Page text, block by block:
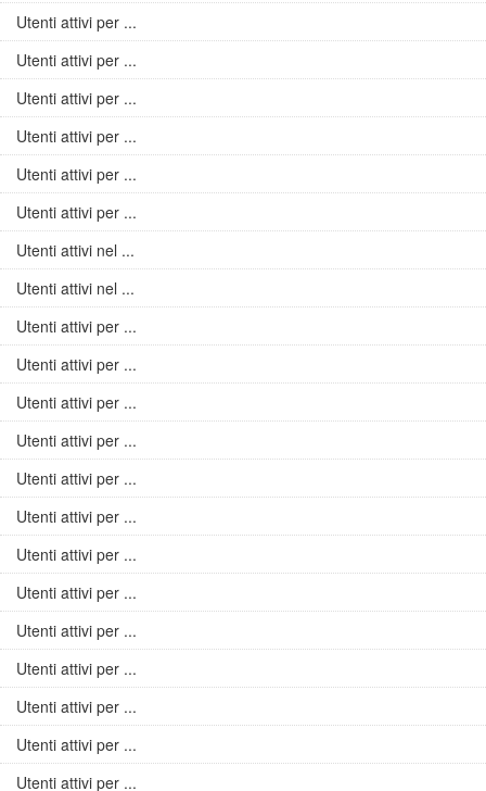
Utenti attivi per ...
Utenti attivi per ...
Utenti attivi per ...
Utenti attivi per ...
Utenti attivi per ...
Utenti attivi per ...
Utenti attivi nel ...
Utenti attivi nel ...
Utenti attivi per ...
Utenti attivi per ...
Utenti attivi per ...
Utenti attivi per ...
Utenti attivi per ...
Utenti attivi per ...
Utenti attivi per ...
Utenti attivi per ...
Utenti attivi per ...
Utenti attivi per ...
Utenti attivi per ...
Utenti attivi per ...
Utenti attivi per ...